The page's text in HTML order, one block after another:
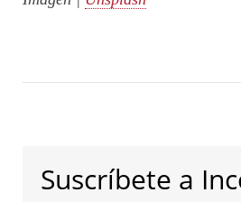
Suscríbete a